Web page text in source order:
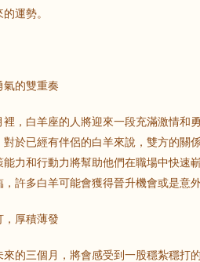
運勢。
氣的雙重奏
，白羊座的人將迎來一段充滿激情和
對於已經有伴侶的白羊來說，雙方的關
能力和行動力將幫助他們在職場中快速
許多白羊可能會獲得晉升機會或是意外
，厚積薄發
來的三個月，將會感受到一股穩紮穩打